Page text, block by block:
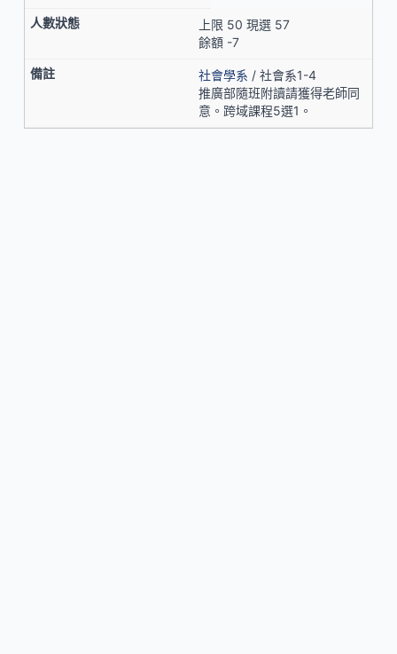
上限 50 現選 57
餘額 -7
社會學系 / 社會系1-4
推廣部隨班附讀請獲得老師同
意。跨域課程5選1。